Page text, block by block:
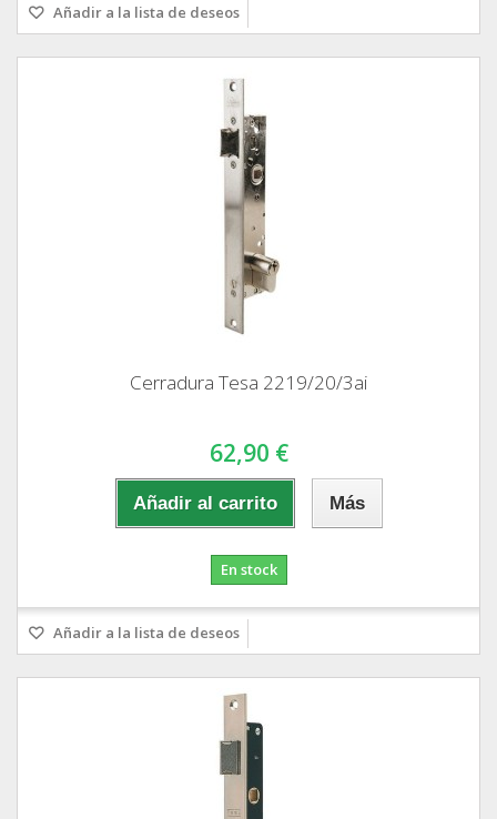
Añadir a la lista de deseos
Cerradura Tesa 2219/20/3ai
62,90 €
Añadir al carrito Más
En stock
Añadir a la lista de deseos